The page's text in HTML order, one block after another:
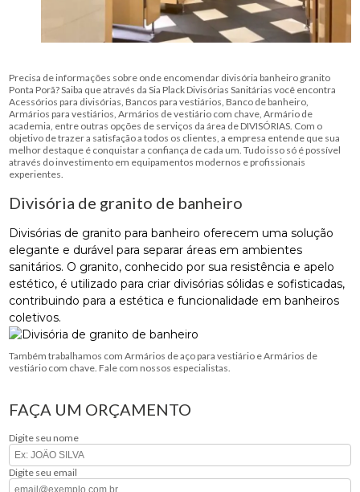
Precisa de informações sobre onde encomendar divisória banheiro granito
Ponta Porã? Saiba que através da Sia Plack Divisórias Sanitárias você encontra
Acessórios para divisórias, Bancos para vestiários, Banco de banheiro,
Armários para vestiários, Armários de vestiário com chave, Armário de
academia, entre outras opções de serviços da área de DIVISÓRIAS. Com o
objetivo de trazer a satisfação a todos os clientes, a empresa entende que sua
melhor destaque é conquistar a confiança de cada um. Tudo isso só é possível
através do investimento em equipamentos modernos e profissionais
experientes.
Divisória de granito de banheiro
Divisórias de granito para banheiro oferecem uma solução
elegante e durável para separar áreas em ambientes
sanitários. O granito, conhecido por sua resistência e apelo
estético, é utilizado para criar divisórias sólidas e sofisticadas,
contribuindo para a estética e funcionalidade em banheiros
coletivos.
Também trabalhamos com Armários de aço para vestiário e Armários de
vestiário com chave. Fale com nossos especialistas.
FAÇA UM ORÇAMENTO
Digite seu nome
Digite seu email